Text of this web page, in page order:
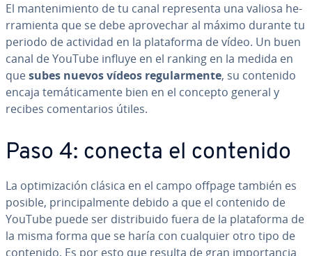
El ma­n­te­ni­mie­n­to de tu canal re­pre­se­n­ta una valiosa he­
rra­mie­n­ta que se debe apro­ve­char al máximo durante tu
periodo de actividad en la pla­ta­fo­r­ma de vídeo. Un buen
canal de YouTube influye en el ranking en la medida en
quesubes nuevos vídeos re­gu­la­r­me­n­te, su contenido
encaja te­má­ti­ca­me­n­te bien en el concepto general y
recibes co­me­n­ta­rios útiles.
Paso 4: conecta el contenido
La op­ti­mi­za­ción clásica en el campo offpage también es
posible, pri­n­ci­pa­l­me­n­te debido a que el contenido de
YouTube puede ser di­s­tri­bui­do fuera de la pla­ta­fo­r­ma de
la misma forma que se haría con cualquier otro tipo de
contenido. Es por esto que resulta de gran im­po­r­ta­n­cia